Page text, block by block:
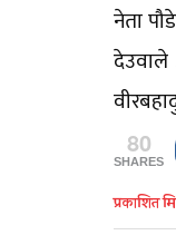
नेता
80
SHARES
प्रकाशित